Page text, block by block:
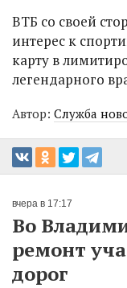
ВТБ со своей
интерес к
карту в
легендарного
Автор: Служба
вчера в 17:17
Во
ремонт
дорог